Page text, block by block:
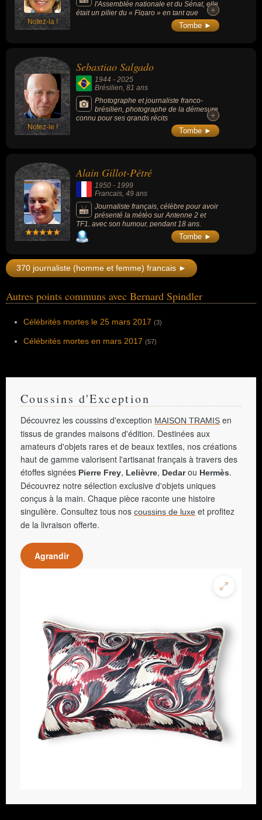
Notez-la !
l'Assemblée nationale et du Sénat, elle
était un pilier du « Figaro » en tant que
journaliste. Elle est connue pour avoir été la
première femme présidente de l'AJP
+
+
Tombe ►
Notez-le !
Sebastiao Salgado
1944 - 2025
Brésilien, 81 ans
Photographe et journaliste franco-
brésilien, photographe de la démesure
connu pour ses grands récits
photographiques en noir et blanc, il était l’un
des derniers héritiers de la photographie
+
+
Tombe ►
Alain Gillot-Pétré
1950 - 1999
Francais , 49 ans
Journaliste français, célèbre pour avoir
présenté la météo sur Antenne 2 et
TF1, avec son humour, pendant 18 ans.
Tombe ►
370 journaliste (homme et femme) francais ►
Autres points communs avec Bernard Spindler
Célébrités mortes le 25 mars 2017 (3)
Célébrités mortes en mars 2017 (57)
Coussins d'Exception
Découvrez les coussins d'exception MAISON TRAMIS en
tissus de grandes maisons d'édition. Destinées aux
amateurs d'objets rares et de beaux textiles, nos créations
haut de gamme valorisent l'artisanat français à travers des
étoffes signées Pierre Frey, Lelièvre, Dedarou Hermès.
Découvrez notre sélection exclusive d'objets uniques
conçus à la main. Chaque pièce raconte une histoire
singulière. Consultez tous nos coussins de luxe et profitez
de la livraison offerte.
Agrandir